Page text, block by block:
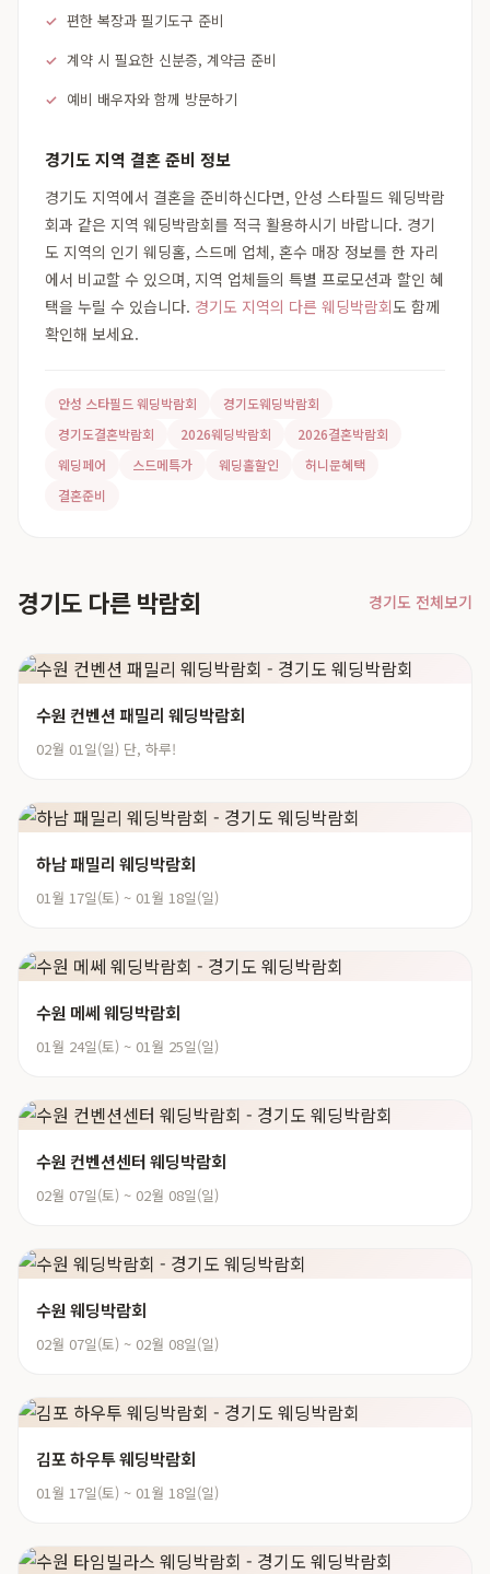
편한 복장과 필기도구 준비
계약 시 필요한 신분증, 계약금 준비
예비 배우자와 함께 방문하기
경기도 지역 결혼 준비 정보
경기도 지역에서 결혼을 준비하신다면, 안성 스타필드 웨딩박람
회과 같은 지역 웨딩박람회를 적극 활용하시기 바랍니다. 경기
도 지역의 인기 웨딩홀, 스드메 업체, 혼수 매장 정보를 한 자리
에서 비교할 수 있으며, 지역 업체들의 특별 프로모션과 할인 혜
택을 누릴 수 있습니다. 경기도 지역의 다른 웨딩박람회도 함께
확인해 보세요.
안성 스타필드 웨딩박람회
경기도웨딩박람회
경기도결혼박람회
2026웨딩박람회
2026결혼박람회
웨딩페어
스드메특가 웨딩홀할인
허니문혜택
결혼준비
경기도 다른 박람회 경기도 전체보기
수원 컨벤션 패밀리 웨딩박람회
02월 01일(일) 단, 하루!
하남 패밀리 웨딩박람회
01월 17일(토) ~ 01월 18일(일)
수원 메쎄 웨딩박람회
01월 24일(토) ~ 01월 25일(일)
수원 컨벤션센터 웨딩박람회
02월 07일(토) ~ 02월 08일(일)
수원 웨딩박람회
02월 07일(토) ~ 02월 08일(일)
김포 하우투 웨딩박람회
01월 17일(토) ~ 01월 18일(일)